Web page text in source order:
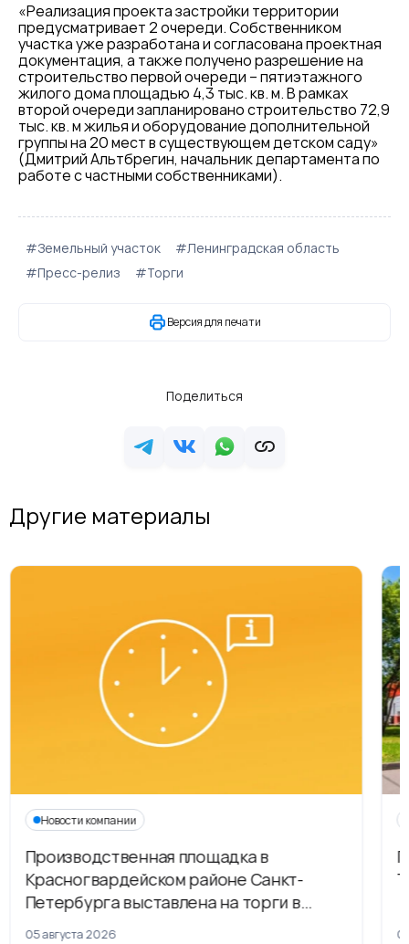
«Реализация проекта застройки территории
предусматривает 2 очереди. Собственником
участка уже разработана и согласована проектная
документация, а также получено разрешение на
строительство первой очереди – пятиэтажного
жилого дома площадью 4,3 тыс. кв. м. В рамках
второй очереди запланировано строительство 72,9
тыс. кв. м жилья и оборудование дополнительной
группы на 20 мест в существующем детском саду»
(Дмитрий Альтбрегин, начальник департамента по
работе с частными собственниками).
#Земельный участок
#Ленинградская область
#Пресс-релиз
#Торги
Версия для печати
Поделиться
Другие материалы
Новости компании
Производственная площадка в
Красногвардейском районе Санкт-
Петербурга выставлена на торги в
рамках приватизации
05 августа 2026